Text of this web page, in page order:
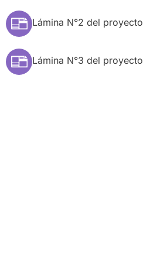
Lámina N°2 del proyecto
Lámina N°3 del proyecto